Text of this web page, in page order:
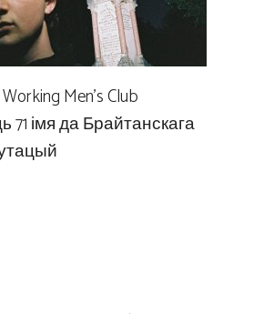
Men’s Club
71 імя да Брайтанскага